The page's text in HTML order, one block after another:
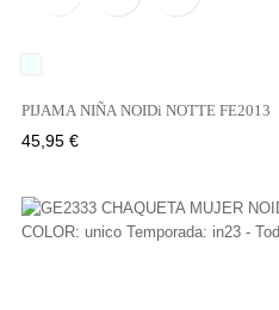
PIJAMA NIÑA NOIDi NOTTE FE2013
Precio
45,95 €